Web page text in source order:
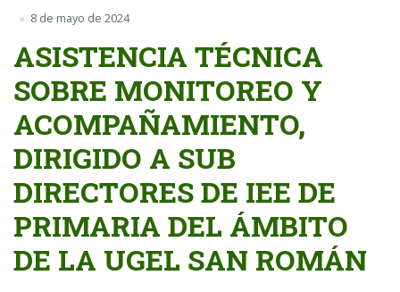
8 de mayo de 2024
ASISTENCIA TÉCNICA
SOBRE MONITOREO Y
ACOMPAÑAMIENTO,
DIRIGIDO A SUB
DIRECTORES DE IEE DE
PRIMARIA DEL ÁMBITO
DE LA UGEL SAN ROMÁN